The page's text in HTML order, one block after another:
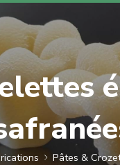
Pâtes &